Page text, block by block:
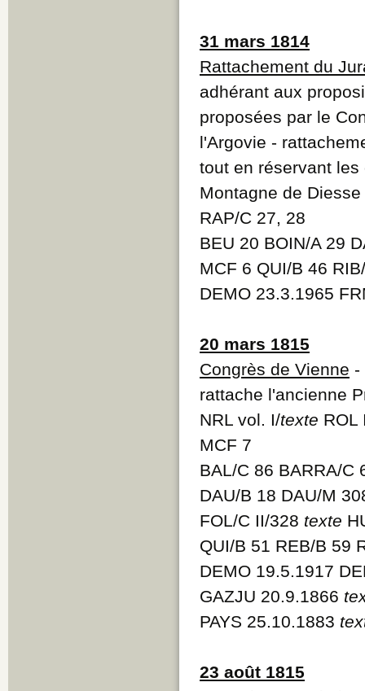
31 mars 1814
Rattachement du
adhérant aux
proposées par le
l'Argovie -
tout en réservant
Montagne de Diesse
RAP/C 27, 28
BEU 20 BOIN/A 29
MCF 6 QUI/B 46
DEMO 23.3.1965
20 mars 1815
Congrès de Vienne -
rattache l'ancienne
NRL vol. I/texte
MCF 7
BAL/C 86 BARRA/C
DAU/B 18 DAU/M
FOL/C II/328 texte
QUI/B 51 REB/B 59
DEMO 19.5.1917
GAZJU 20.9.1866
PAYS 25.10.1883
23 août 1815